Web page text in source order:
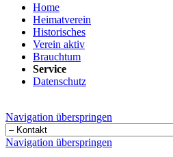
Home
Heimatverein
Historisches
Verein aktiv
Brauchtum
Service
Datenschutz
Navigation überspringen
Navigation überspringen